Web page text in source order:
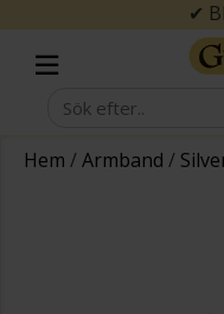
✔
Hem /Armband /